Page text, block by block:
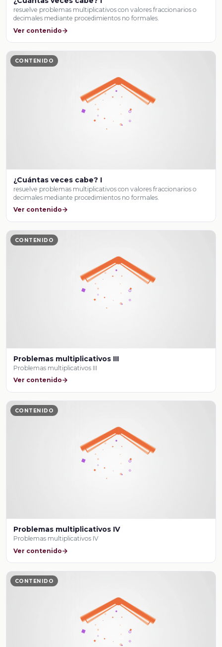
resuelve problemas multiplicativos con valores fraccionarios o
decimales mediante procedimientos no formales.
Ver contenido
CONTENIDO
¿Cuántas veces cabe? I
resuelve problemas multiplicativos con valores fraccionarios o
decimales mediante procedimientos no formales.
Ver contenido
CONTENIDO
Problemas multiplicativos III
Problemas multiplicativos III
Ver contenido
CONTENIDO
Problemas multiplicativos IV
Problemas multiplicativos IV
Ver contenido
CONTENIDO